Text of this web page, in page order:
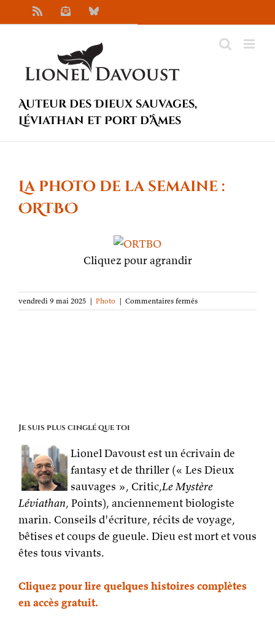
au
NewsletterBluesky
Auteur des Dieux sauvages,
Léviathan et Port d’Âmes
La photo de la semaine :
ORTBO
Cliquez pour agrandir
vendredi 9 mai 2025 | Photo | Commentaires ferméssur
La
Je suis plus cinglé que toi
Lionel Davoust est un écrivain de
fantasy et de thriller (« Les Dieux
sauvages », Critic,Le Mystère
Léviathan, Points), anciennement biologiste
marin. Conseils d'écriture, récits de voyage,
bêtises et coups de gueule. Dieu est mort et vous
êtes tous vivants.
Cliquez pour lire quelques histoires complètes
en accès gratuit.